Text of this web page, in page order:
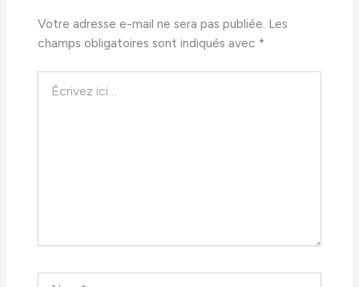
Votre adresse e-mail ne sera pas publiée. Les
champs obligatoires sont indiqués avec*
ici…